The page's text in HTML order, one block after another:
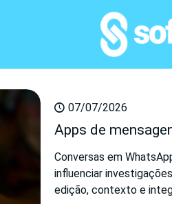
07/07/2026
Apps de
Conversas em
influenciar
edição, contexto e